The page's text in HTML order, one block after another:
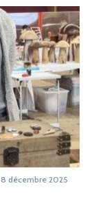
8 décembre 2025